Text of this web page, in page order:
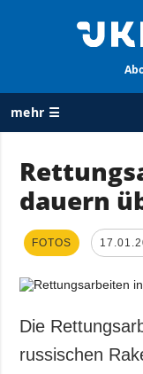
mehr ☰
ALLE
Krieg
der Ukraine
Politik
Wirtschaft
dauern
FOTOS
Die
russischen